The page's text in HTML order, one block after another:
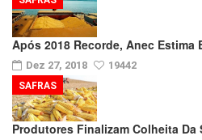
Após 2018 Recorde, Anec
Dez 27, 2018 19442
Produtores Finalizam Colheita
SAFRAS